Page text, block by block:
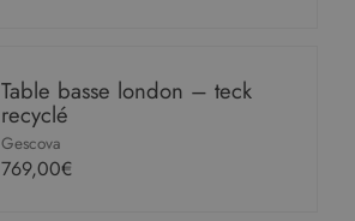
Table basse london – teck
recyclé
Gescova
769,00€